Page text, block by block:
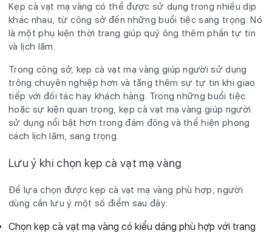
Kẹp cà vạt mạ vàng có thể được sử dụng trong nhiều dịp
khác nhau, từ công sở đến những buổi tiệc sang trọng. Nó
là một phụ kiện thời trang giúp quý ông thêm phần tự tin
và lịch lãm.
Trong công sở, kẹp cà vạt mạ vàng giúp người sử dụng
trông chuyên nghiệp hơn và tăng thêm sự tự tin khi giao
tiếp với đối tác hay khách hàng. Trong những buổi tiệc
hoặc sự kiện quan trọng, kẹp cà vạt mạ vàng giúp người
sử dụng nổi bật hơn trong đám đông và thể hiện phong
cách lịch lãm, sang trọng.
Lưu ý khi chọn kẹp cà vạt mạ vàng
Để lựa chọn được kẹp cà vạt mạ vàng phù hợp, người
dùng cần lưu ý một số điểm sau đây:
Chọn kẹp cà vạt mạ vàng có kiểu dáng phù hợp với trang